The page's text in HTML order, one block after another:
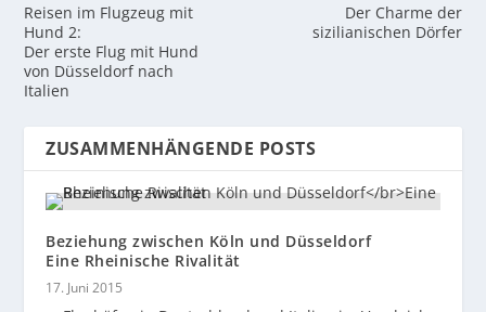
Reisen im Flugzeug mit
Hund 2:
Der erste Flug mit Hund
von Düsseldorf nach
Italien
Der Charme der
sizilianischen Dörfer
ZUSAMMENHÄNGENDE POSTS
Beziehung zwischen Köln und Düsseldorf
Eine Rheinische Rivalität
17. Juni 2015